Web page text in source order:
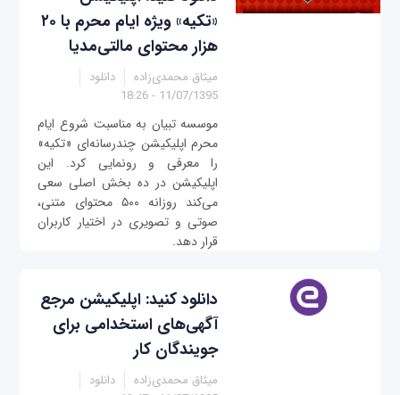
«تکیه» ویژه ایام محرم با ۲۰
هزار محتوای مالتی‌مدیا
میثاق محمدی‌زاده
دانلود
11/07/1395 - 18:26
موسسه تبیان به مناسبت شروع ایام
محرم اپلیکیشن چندرسانه‌ای «تکیه»
را معرفی و رونمایی کرد. این
اپلیکیشن در ده بخش اصلی سعی
می‌کند روزانه ۵۰۰ محتوای متنی،
صوتی و تصویری در اختیار کاربران
قرار دهد.
دانلود کنید: اپلیکیشن مرجع
آگهی‌های استخدامی برای
جویندگان کار
میثاق محمدی‌زاده
دانلود